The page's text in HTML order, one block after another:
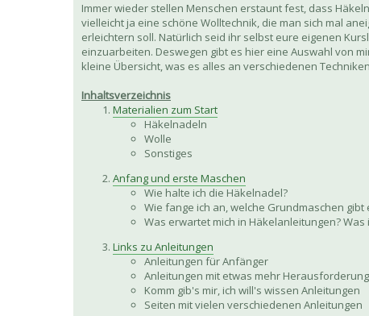
Immer wieder stellen Menschen erstaunt fest, dass
vielleicht ja eine schöne Wolltechnik, die man sich mal
erleichtern soll. Natürlich seid ihr selbst eure eigenen
einzuarbeiten. Deswegen gibt es hier eine Auswahl von
kleine Übersicht, was es alles an verschiedenen
Inhaltsverzeichnis
Materialien zum Start
Häkelnadeln
Wolle
Sonstiges
Anfang und erste Maschen
Wie halte ich die Häkelnadel?
Wie fange ich an, welche Grundmaschen gibt
Was erwartet mich in Häkelanleitungen? Was
Links zu Anleitungen
Anleitungen für Anfänger
Anleitungen mit etwas mehr Herausforderung
Komm gib's mir, ich will's wissen Anleitungen
Seiten mit vielen verschiedenen Anleitungen